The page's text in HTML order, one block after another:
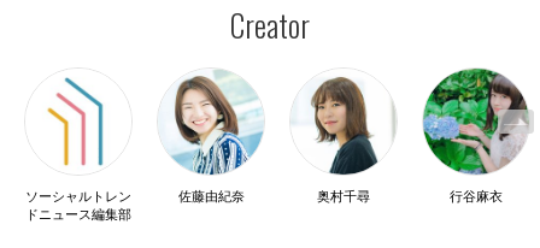
Creator
ソーシャルトレン
ドニュース編集部
佐藤由紀奈 奥村千尋 行谷麻衣